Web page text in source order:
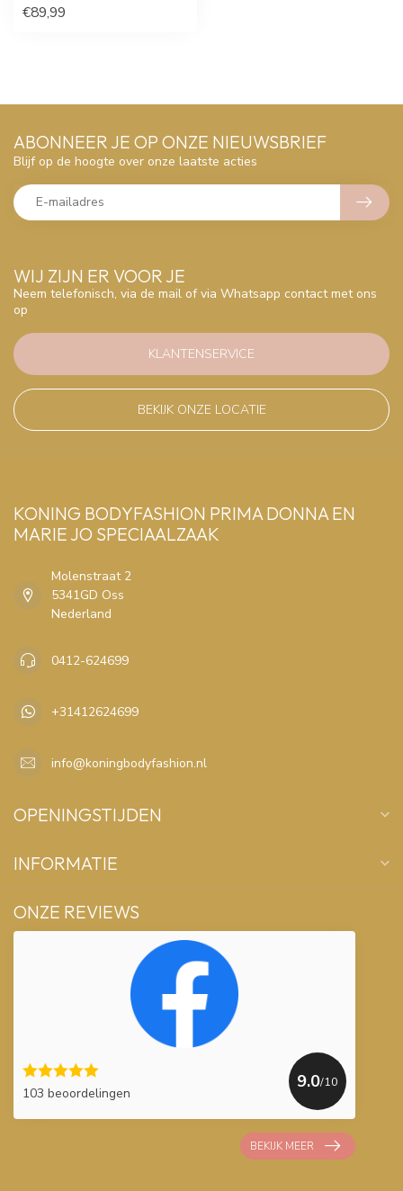
€89,99
WIJ ZIJN ER VOOR JE
Neem telefonisch, via de mail of via Whatsapp contact met ons
op
KLANTENSERVICE
BEKIJK ONZE LOCATIE
ABONNEER JE OP ONZE NIEUWSBRIEF
Blijf op de hoogte over onze laatste acties
KONING BODYFASHION PRIMA DONNA EN
MARIE JO SPECIAALZAAK
Molenstraat 2
5341GD Oss
Nederland
0412-624699
+31412624699
info@koningbodyfashion.nl
OPENINGSTIJDEN
INFORMATIE
ONZE REVIEWS
103 beoordelingen
9.0/10
BEKIJK MEER